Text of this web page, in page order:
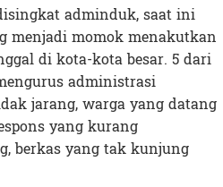
adminduk, saat ini
menjadi momok menakutkan
di kota-kota besar. 5 dari
administrasi
jarang, warga yang datang
yang kurang
berkas yang tak kunjung